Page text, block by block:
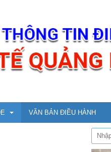
VĂN BẢN ĐIỀU HÀNH